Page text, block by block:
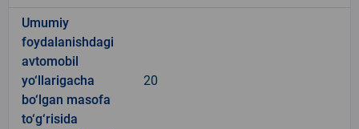
Umumiy
foydalanishdagi
avtomobil
yo‘llarigacha
bo‘lgan masofa
to‘g‘risida
20